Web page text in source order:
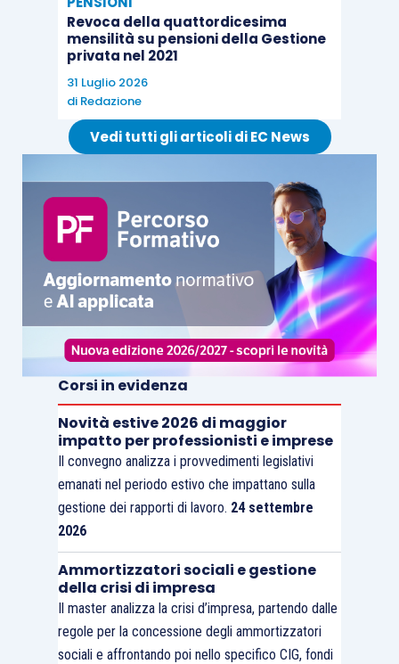
Revoca della quattordicesima
mensilità su pensioni della Gestione
privata nel 2021
31 Luglio 2026
di Redazione
Vedi tutti gli articoli di EC News
Corsi in evidenza
Novità estive 2026 di maggior
impatto per professionisti e imprese
Il convegno analizza i provvedimenti legislativi
emanati nel periodo estivo che impattano sulla
gestione dei rapporti di lavoro. 24 settembre
2026
Ammortizzatori sociali e gestione
della crisi di impresa
Il master analizza la crisi d’impresa, partendo dalle
regole per la concessione degli ammortizzatori
sociali e affrontando poi nello specifico CIG, fondi